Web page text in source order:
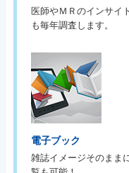
医師やＭＲのインサイ
も毎年調査します。
電子ブック
雑誌イメージそのまま